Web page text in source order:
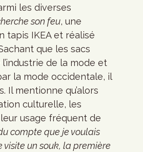
les diverses
son feu, une
tapis IKEA et réalisé
que les sacs
de la mode et
la mode occidentale, il
Il mentionne qu’alors
culturelle, les
usage fréquent de
compte que je voulais
visite un souk, la première